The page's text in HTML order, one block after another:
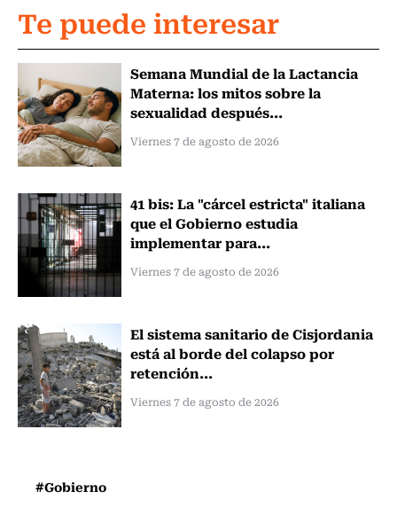
Te puede interesar
Semana Mundial de la Lactancia
Materna: los mitos sobre la
sexualidad después...
Viernes 7 de agosto de 2026
41 bis: La "cárcel estricta" italiana
que el Gobierno estudia
implementar para...
Viernes 7 de agosto de 2026
El sistema sanitario de Cisjordania
está al borde del colapso por
retención...
Viernes 7 de agosto de 2026
#Gobierno